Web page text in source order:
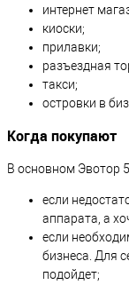
интернет
киоски;
прилавки;
разъездная
такси;
островки в
Когда покупают
В основном Эвотор
если
аппарата, а
если
бизнеса. Для
подойдет;